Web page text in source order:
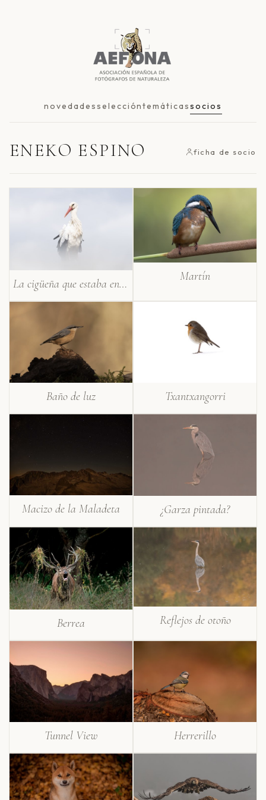
novedadesseleccióntemáticassocios
ENEKO ESPINO ficha de socio
La cigüeña que estaba en una nube
Martín
Baño de luz Txantxangorri
Macizo de la Maladeta ¿Garza pintada?
Berrea Reflejos de otoño
Tunnel View Herrerillo